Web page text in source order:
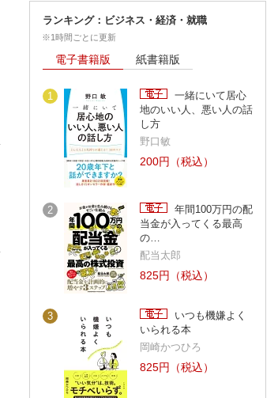
ランキング：ビジネス・経済・就職
※1時間ごとに更新
電子書籍版 紙書籍版
1
一緒にいて居心
地のいい人、悪い人の話
し方
野口敏
200円（税込）
2
年間100万円の配
当金が入ってくる最高
の…
配当太郎
825円（税込）
3
いつも機嫌よく
いられる本
岡崎かつひろ
825円（税込）